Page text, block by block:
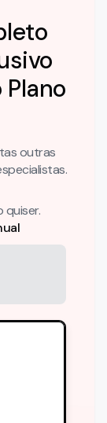
outras
quiser.